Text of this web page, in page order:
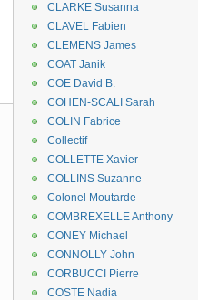
CLARKE Susanna
CLAVEL Fabien
CLEMENS James
COAT Janik
COE David B.
COHEN-SCALI Sarah
COLIN Fabrice
Collectif
COLLETTE Xavier
COLLINS Suzanne
Colonel Moutarde
COMBREXELLE Anthony
CONEY Michael
CONNOLLY John
CORBUCCI Pierre
COSTE Nadia